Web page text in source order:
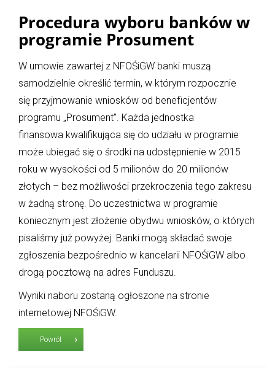
Procedura wyboru banków w
programie Prosument
W umowie zawartej z NFOŚiGW banki muszą
samodzielnie określić termin, w którym rozpocznie
się przyjmowanie wniosków od beneficjentów
programu „Prosument”. Każda jednostka
finansowa kwalifikująca się do udziału w programie
może ubiegać się o środki na udostępnienie w 2015
roku w wysokości od 5 milionów do 20 milionów
złotych – bez możliwości przekroczenia tego zakresu
w żadną stronę. Do uczestnictwa w programie
koniecznym jest złożenie obydwu wniosków, o których
pisaliśmy już powyżej. Banki mogą składać swoje
zgłoszenia bezpośrednio w kancelarii NFOŚiGW albo
drogą pocztową na adres Funduszu.
Wyniki naboru zostaną ogłoszone na stronie
internetowej NFOŚiGW.
Powrót